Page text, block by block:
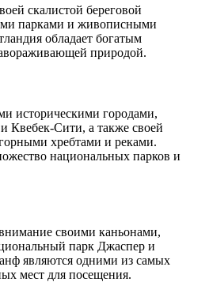
скалистой береговой
парками и живописными
обладает богатым
природой.
историческими городами,
Квебек-Сити, а также своей
хребтами и реками.
национальных парков и
своими каньонами,
парк Джаспер и
являются одними из самых
мест для посещения.